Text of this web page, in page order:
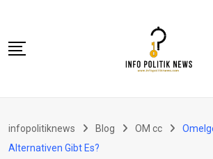
content
Politik & Hukum
infopolitiknews Blog OM cc
Alternativen Gibt Es?